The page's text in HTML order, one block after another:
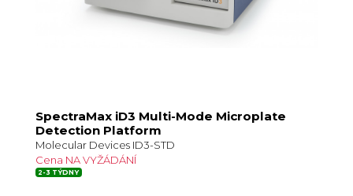
SpectraMax iD3 Multi-Mode Microplate
Detection Platform
Molecular Devices ID3-STD
Cena NA VYŽÁDÁNÍ
2-3 TÝDNY